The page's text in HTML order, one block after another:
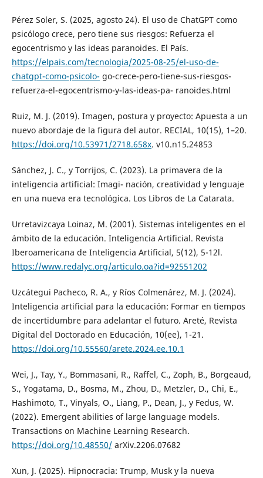
Pérez Soler, S. (2025, agosto 24). El uso de ChatGPT como
psicólogo crece, pero tiene sus riesgos: Refuerza el
egocentrismo y las ideas paranoides. El País.
https://elpais.com/tecnologia/2025-08-25/el-uso-de-
chatgpt-como-psicolo- go-crece-pero-tiene-sus-riesgos-
refuerza-el-egocentrismo-y-las-ideas-pa- ranoides.html
Ruiz, M. J. (2019). Imagen, postura y proyecto: Apuesta a un
nuevo abordaje de la figura del autor. RECIAL, 10(15), 1–20.
https://doi.org/10.53971/2718.658x. v10.n15.24853
Sánchez, J. C., y Torrijos, C. (2023). La primavera de la
inteligencia artificial: Imagi- nación, creatividad y lenguaje
en una nueva era tecnológica. Los Libros de La Catarata.
Urretavizcaya Loinaz, M. (2001). Sistemas inteligentes en el
ámbito de la educación. Inteligencia Artificial. Revista
Iberoamericana de Inteligencia Artificial, 5(12), 5-12l.
https://www.redalyc.org/articulo.oa?id=92551202
Uzcátegui Pacheco, R. A., y Ríos Colmenárez, M. J. (2024).
Inteligencia artificial para la educación: Formar en tiempos
de incertidumbre para adelantar el futuro. Areté, Revista
Digital del Doctorado en Educación, 10(ee), 1-21.
https://doi.org/10.55560/arete.2024.ee.10.1
Wei, J., Tay, Y., Bommasani, R., Raffel, C., Zoph, B., Borgeaud,
S., Yogatama, D., Bosma, M., Zhou, D., Metzler, D., Chi, E.,
Hashimoto, T., Vinyals, O., Liang, P., Dean, J., y Fedus, W.
(2022). Emergent abilities of large language models.
Transactions on Machine Learning Research.
https://doi.org/10.48550/arXiv.2206.07682
Xun, J. (2025). Hipnocracia: Trump, Musk y la nueva